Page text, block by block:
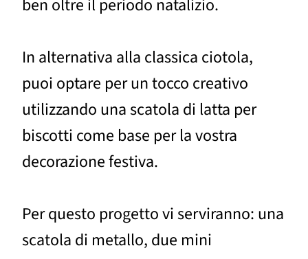
ben oltre il periodo natalizio.
In alternativa alla classica ciotola,
puoi optare per un tocco creativo
utilizzando una scatola di latta per
biscotti come base per la vostra
decorazione festiva.
Per questo progetto vi serviranno: una
scatola di metallo, due mini